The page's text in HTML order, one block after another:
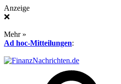
Anzeige
❌
Mehr »
Ad hoc-Mitteilungen: